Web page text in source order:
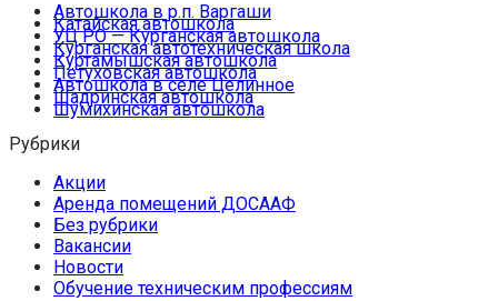
Автошкола в р.п. Варгаши
Катайская автошкола
УЦ РО — Курганская автошкола
Курганская автотехническая школа
Куртамышская автошкола
Петуховская автошкола
Автошкола в селе Целинное
Шадринская автошкола
Шумихинская автошкола
Рубрики
Акции
Аренда помещений ДОСААФ
Без рубрики
Вакансии
Новости
Обучение техническим профессиям